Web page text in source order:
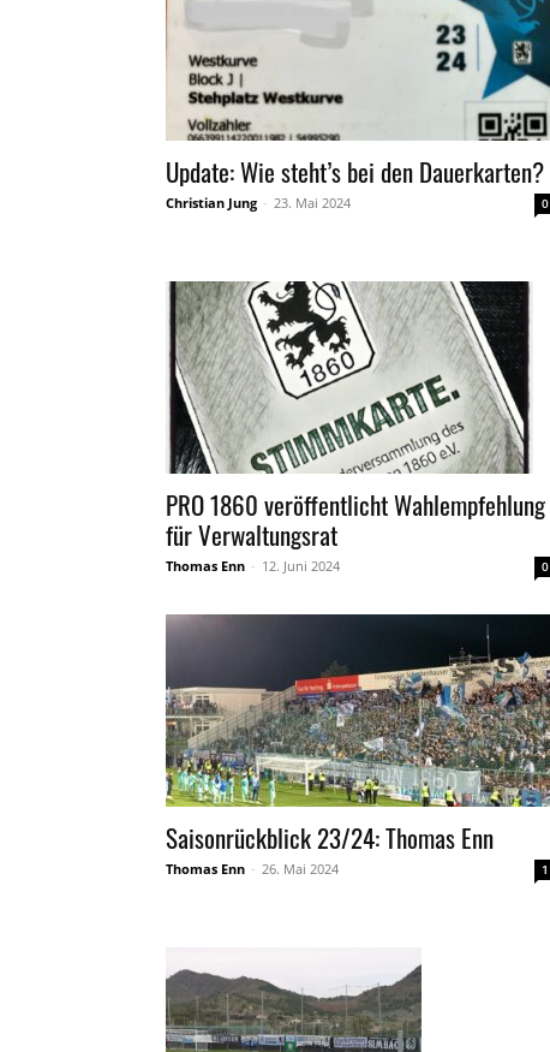
Update: Wie steht’s bei den Dauerkarten?
Christian Jung - 23. Mai 2024 0
PRO 1860 veröffentlicht Wahlempfehlung
für Verwaltungsrat
Thomas Enn - 12. Juni 2024 0
Saisonrückblick 23/24: Thomas Enn
Thomas Enn - 26. Mai 2024 1